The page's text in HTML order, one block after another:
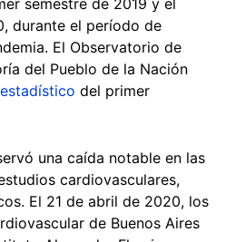
durante el período de
El Observatorio de
del Pueblo de la Nación
del primer
una caída notable en las
cardiovasculares,
El 21 de abril de 2020, los
de Buenos Aires